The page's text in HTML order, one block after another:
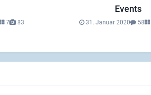
7 83
Events
31. Januar 2020 58